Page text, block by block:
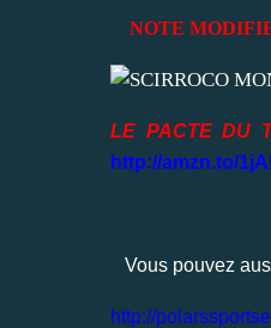
NOTE
LE PACTE DU
http://amzn.to/
Vous pouvez
http://